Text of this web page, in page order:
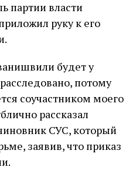
партии власти
руку к его
будет у
потому
соучастником моего
рассказал
СУС, который
заявив, что приказ